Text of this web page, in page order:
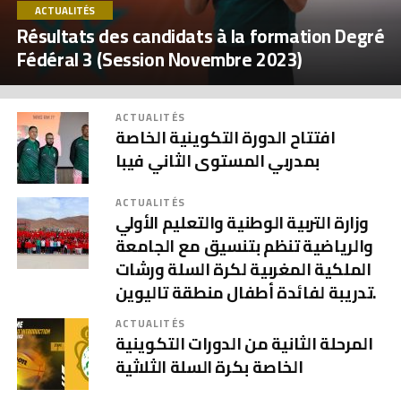
ACTUALITÉS
Résultats des candidats à la formation Degré
Fédéral 3 (Session Novembre 2023)
ACTUALITÉS
افتتاح الدورة التكوينية الخاصة
بمدربي المستوى الثاني فيبا
ACTUALITÉS
وزارة التربية الوطنية والتعليم الأولي
والرياضية تنظم بتنسيق مع الجامعة
الملكية المغربية لكرة السلة ورشات
تدريبة لفائدة أطفال منطقة تاليوين.
ACTUALITÉS
المرحلة الثانية من الدورات التكوينية
الخاصة بكرة السلة الثلاثية